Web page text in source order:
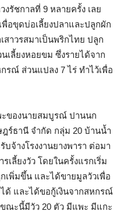
รัชกาลที่ 9 หลายครั้ง เลย
อขุดบ่อเลี้ยงปลาและปลูกผัก
สาวรสมาเป็นพริกไทย ปลูก
เลี้ยงหอยขม ซึ่งรายได้จาก
ณ์ ส่วนแปลง 7 ไร่ ทำไว้เพื่อ
ะของนายสมบูรณ์ ปานนก
ร์ธานี จำกัด กลุ่ม 20 บ้านน้ำ
จ้างโรงงานยางพารา ต่อมา
เลี้ยงวัว โดยในครั้งแรกเริ่ม
เพิ่มขึ้น และได้ขายมูลวัวเพื่อ
ด้ และได้ขอกู้เงินจากสหกรณ์
ณะนี้มีวัว 20 ตัว มีแพะ มีแกะ